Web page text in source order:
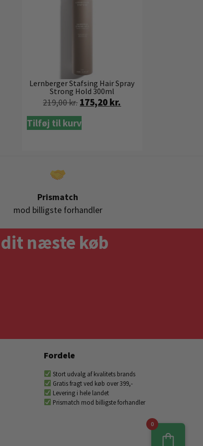
Lernberger Stafsing Hair Spray
Strong Hold 300ml
219,00kr. 175,20 kr.
Tilføj til kurv
Prismatch
mod billigste forhandler
næste køb
Fordele
Stort udvalg af kvalitets brands
Gratis fragt ved køb over 399,-
Levering i hele landet
Prismatch mod billigste forhandler
0